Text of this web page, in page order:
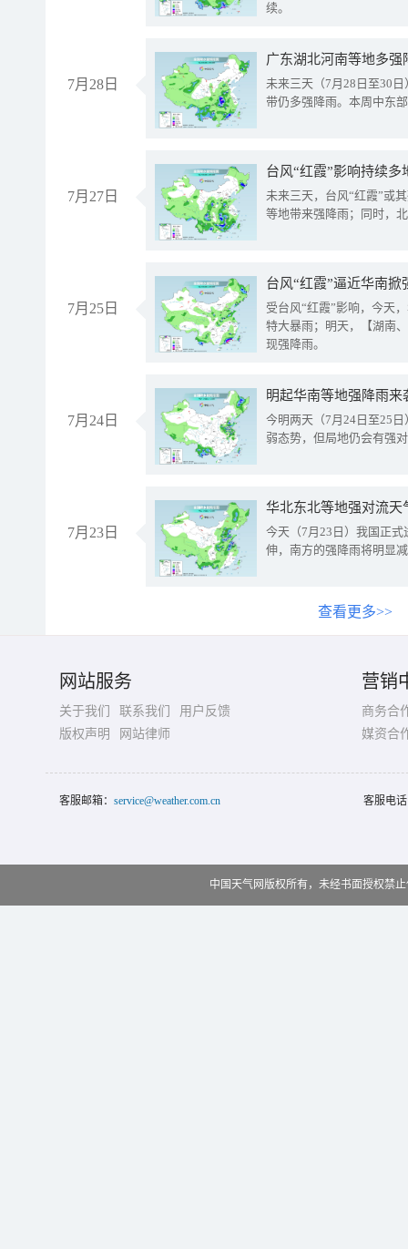
续。
7月28日
广东湖北河南等地多
未来三天（7月28日至30
带仍多强降雨。本周中东
7月27日
台风“红霞”影响持续
未来三天，台风“红霞”或
等地带来强降雨；同时，
7月25日
台风“红霞”逼近华南
受台风“红霞”影响，今天
特大暴雨；明天，【湖南
现强降雨。
7月24日
明起华南等地强降雨
今明两天（7月24日至25
弱态势，但局地仍会有强
7月23日
华北东北等地强对流天
今天（7月23日）我国正
伸，南方的强降雨将明显
查看更多>>
网站服务
关于我们 联系我们
用户反馈
版权声明
网站律师
营销
商务合
媒资合
客服邮箱： service@weather.com.cn 客服电
中国天气网版权所有，未经书面授权